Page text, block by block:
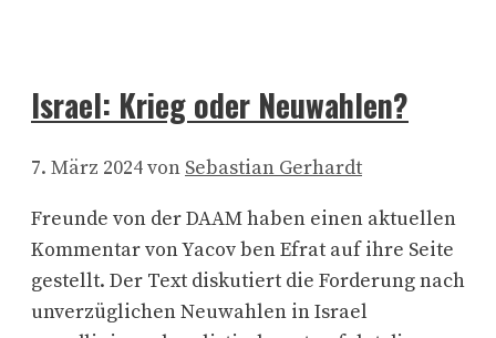
Israel: Krieg oder Neuwahlen?
7. März 2024von Sebastian Gerhardt
Freunde von der DAAM haben einen aktuellen
Kommentar von Yacov ben Efrat auf ihre Seite
gestellt. Der Text diskutiert die Forderung nach
unverzüglichen Neuwahlen in Israel